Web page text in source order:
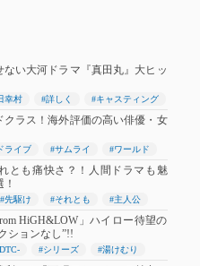
い大河ドラマ『真田丸』大ヒッ
幸村 #詳しく #キャスティング
クラス！海外評価の高い俳優・女
ライブ #サムライ #ワールド
とも痛快さ？！人間ドラマも魅
#先駆け #それとも #主人公
HiGH&LOW」ハイロー待望の
ションなし”!!
#シリーズ #湯けむり